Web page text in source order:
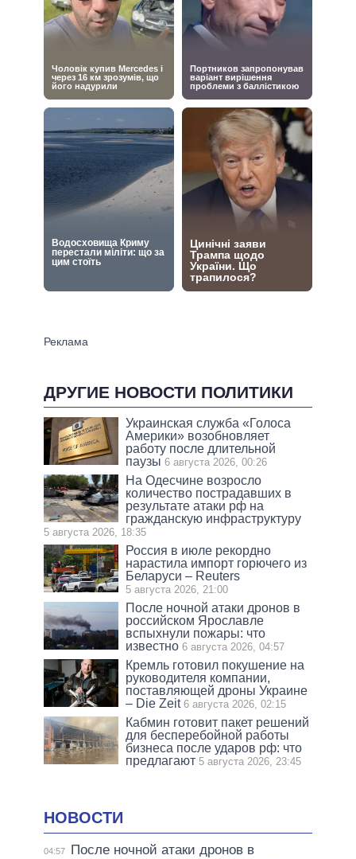
ДРУГИЕ НОВОСТИ ПОЛИТИКИ
Украинская служба «Голоса
Америки» возобновляет
работу после длительной
паузы 6 августа 2026, 00:26
На Одесчине возросло
количество пострадавших в
результате атаки рф на
гражданскую инфраструктуру
5 августа 2026, 18:35
Россия в июле рекордно
нарастила импорт горючего из
Беларуси – Reuters
5 августа 2026, 21:00
После ночной атаки дронов в
российском Ярославле
вспыхнули пожары: что
известно 6 августа 2026, 04:57
Кремль готовил покушение на
руководителя компании,
поставляющей дроны Украине
– Die Zeit 6 августа 2026, 02:15
Кабмин готовит пакет решений
для бесперебойной работы
бизнеса после ударов рф: что
предлагают 5 августа 2026, 23:45
НОВОСТИ
04:57
После ночной атаки дронов в